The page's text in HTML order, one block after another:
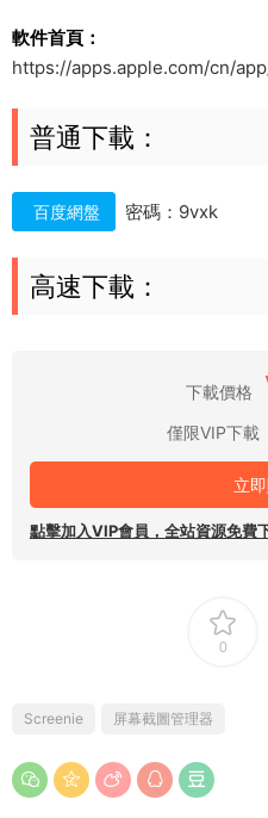
軟件首頁：
https://apps.apple.com/cn/
普通下載：
百度網盤 密碼：9vxk
高速下載：
下載價格
僅限VIP下載
立
點擊加入VIP會員，全站資源免費
0
Screenie 屏幕截圖管理器